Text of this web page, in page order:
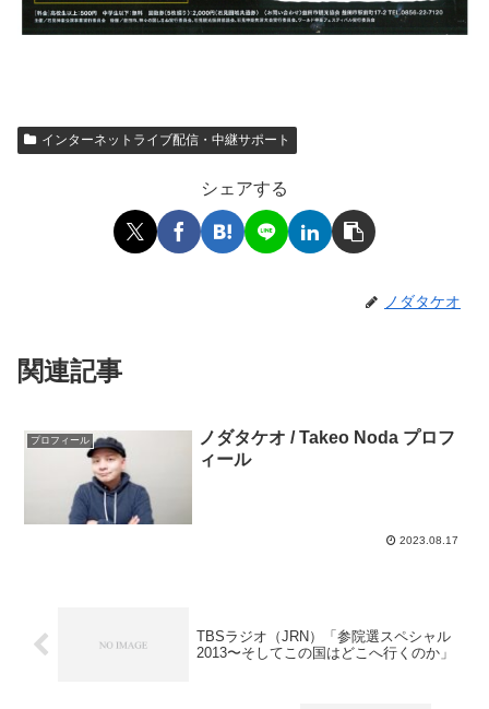
インターネットライブ配信・中継サポート
シェアする
ノダタケオ
関連記事
プロフィール
ノダタケオ / Takeo Noda プロフ
ィール
2023.08.17
TBSラジオ（JRN）「参院選スペシャル
2013〜そしてこの国はどこへ行くのか」